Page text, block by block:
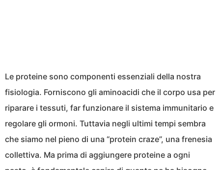
Le proteine sono componenti essenziali della nostra
fisiologia. Forniscono gli aminoacidi che il corpo usa per
riparare i tessuti, far funzionare il sistema immunitario e
regolare gli ormoni. Tuttavia negli ultimi tempi sembra
che siamo nel pieno di una “protein craze”, una frenesia
collettiva. Ma prima di aggiungere proteine a ogni